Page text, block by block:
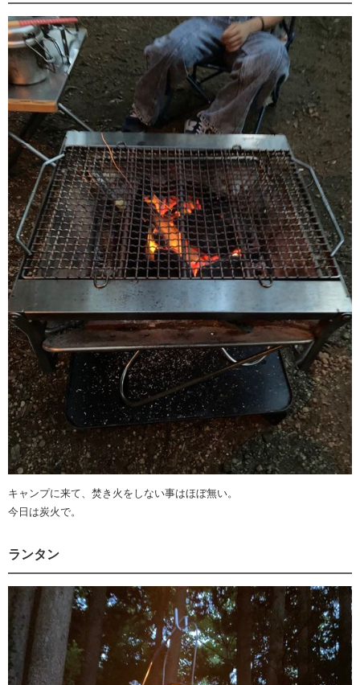
キャンプに来て、焚き火をしない事はほぼ無い。
今日は炭火で。
ランタン